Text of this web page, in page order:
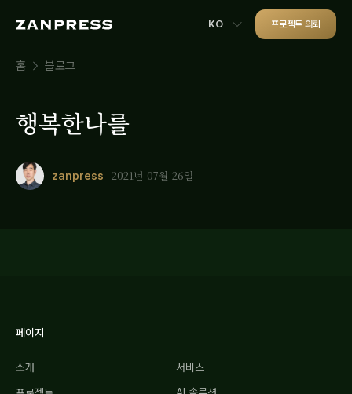
KO 프로젝트 의뢰
홈 블로그
행복한나를
zanpress 2021년 07월 26일
페이지
소개
서비스